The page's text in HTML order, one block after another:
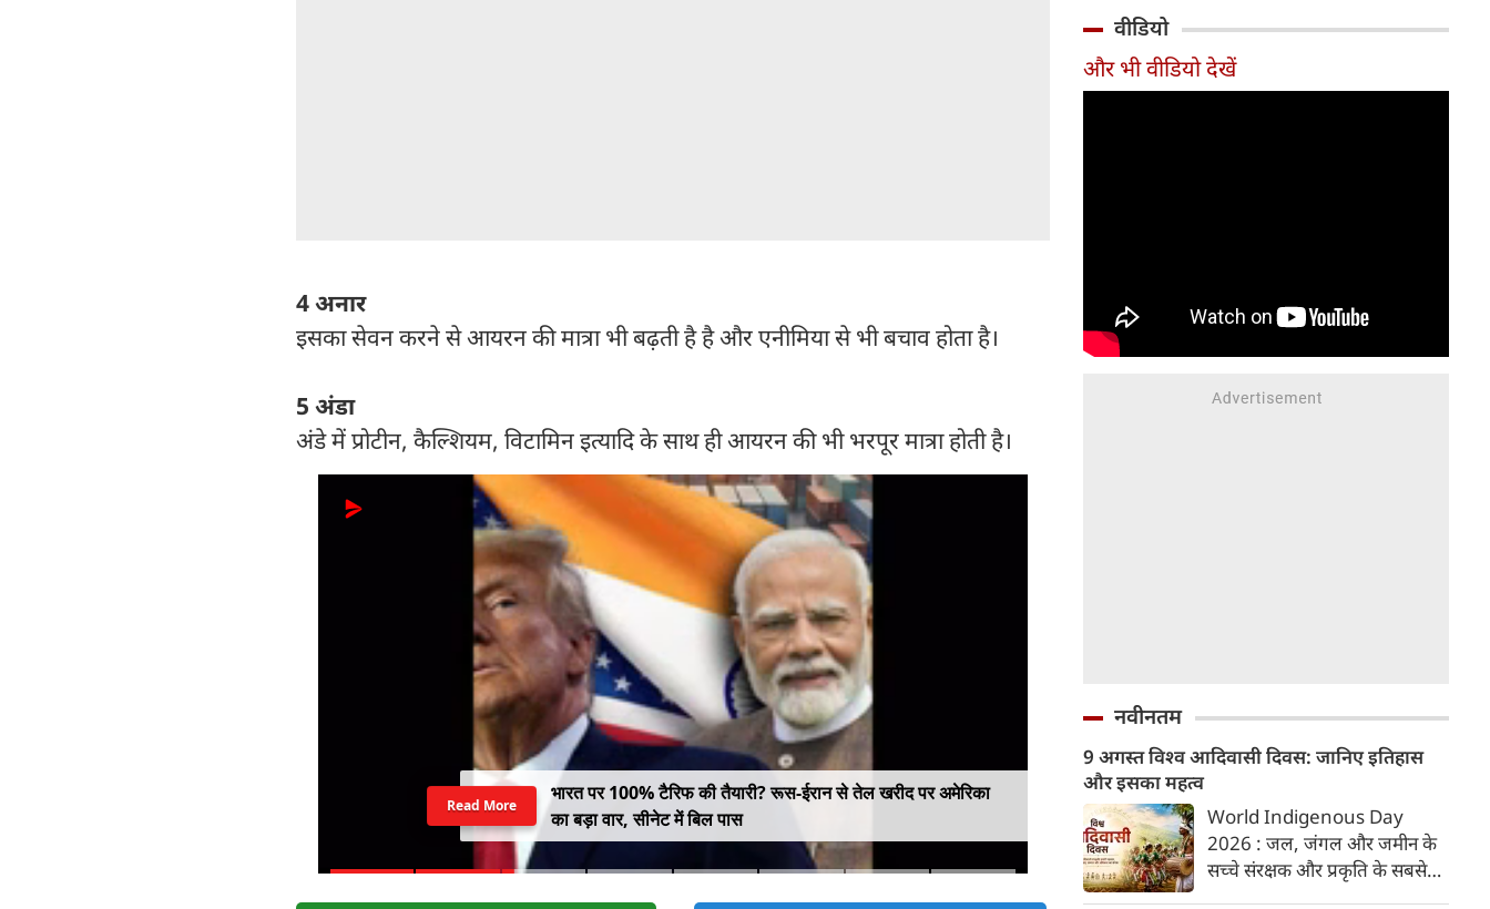
4 अनार
इसका सेवन करने से आयरन की मात्रा भी बढ़ती है है और एनीमिया से भी बचाव होता है।
5 अंडा
अंडे में प्रोटीन, कैल्शियम, विटामिन इत्यादि के साथ ही आयरन की भी भरपूर मात्रा होती है।
भारत पर 100% टैरिफ की तैयारी? रूस-ईरान से तेल खरीद पर अमेरिका
का बड़ा वार, सीनेट में बिल पास
Read More
विदेश से आए पल्मोनोलॉजिस्ट,
क्रिटिकल केयर विशेषज्ञ, थोरासिक
(रजिस्ट्रेशन) कराया है।
वीडियो
और भी वीडियो देखें
नवीनतम
9 अगस्त विश्व आदिवासी दिवस: जानिए इतिहास
और इसका महत्व
World Indigenous Day
2026 : जल, जंगल और जमीन के
सच्चे संरक्षक और प्रकृति के सबसे